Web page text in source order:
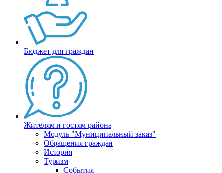
Бюджет для граждан
Жителям и гостям района
Модуль "Муниципальный заказ"
Обращения граждан
История
Туризм
События